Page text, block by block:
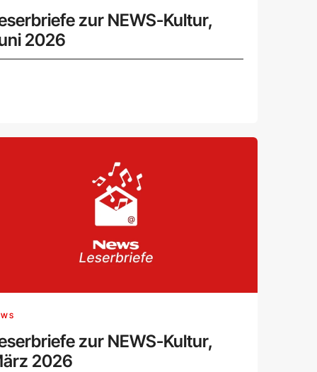
zur NEWS-Kultur,
2026
zur NEWS-Kultur,
2026